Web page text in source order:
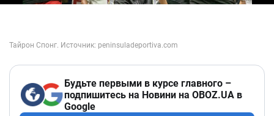
Будьте первыми в курсе главного –
подпишитесь на Новини на OBOZ.UA в
Google